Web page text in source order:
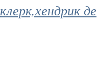
клерк,хендрик де